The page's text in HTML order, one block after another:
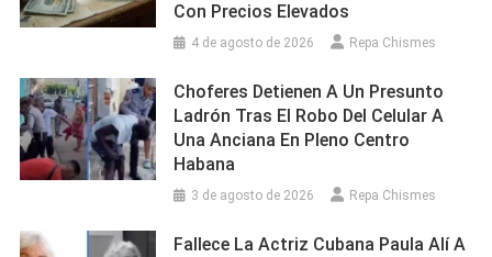
Con Precios Elevados
4 de agosto de 2026 Repa Chismes
Choferes Detienen A Un Presunto
Ladrón Tras El Robo Del Celular A
Una Anciana En Pleno Centro
Habana
3 de agosto de 2026 Repa Chismes
Fallece La Actriz Cubana Paula Alí A